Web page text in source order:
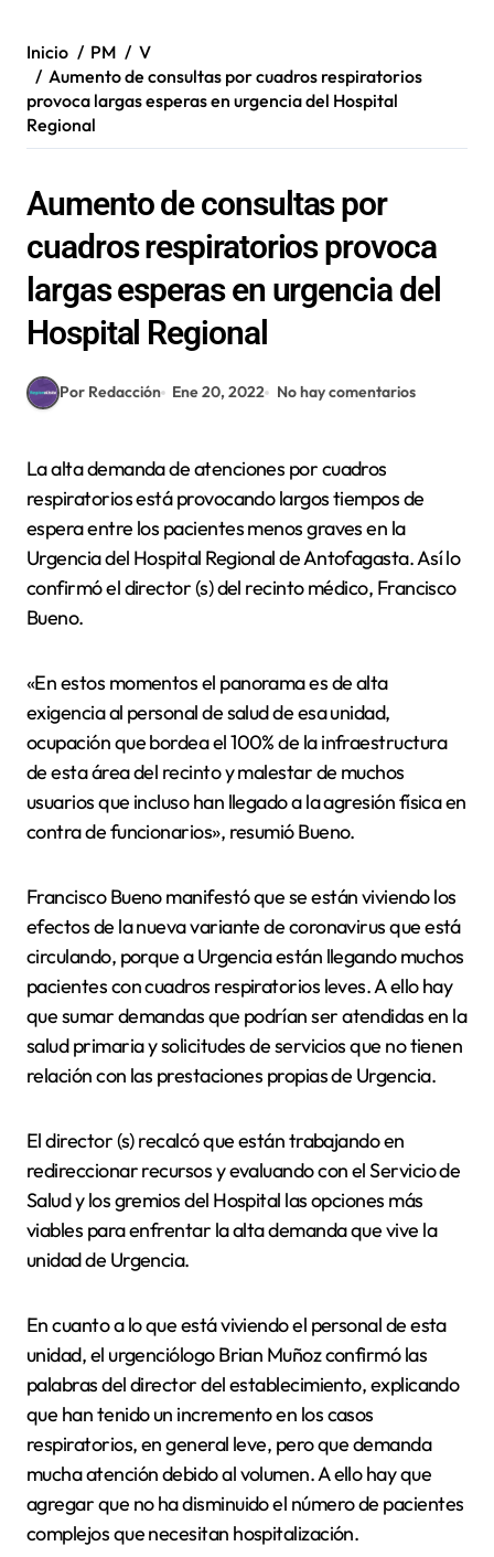
Inicio PM
V
Aumento de consultas por cuadros respiratorios
provoca largas esperas en urgencia del Hospital
Regional
Aumento de consultas por
cuadros respiratorios provoca
largas esperas en urgencia del
Hospital Regional
Por Redacción Ene 20, 2022 No hay comentarios
La alta demanda de atenciones por cuadros
respiratorios está provocando largos tiempos de
espera entre los pacientes menos graves en la
Urgencia del Hospital Regional de Antofagasta. Así lo
confirmó el director (s) del recinto médico, Francisco
Bueno.
«En estos momentos el panorama es de alta
exigencia al personal de salud de esa unidad,
ocupación que bordea el 100% de la infraestructura
de esta área del recinto y malestar de muchos
usuarios que incluso han llegado a la agresión física en
contra de funcionarios», resumió Bueno.
Francisco Bueno manifestó que se están viviendo los
efectos de la nueva variante de coronavirus que está
circulando, porque a Urgencia están llegando muchos
pacientes con cuadros respiratorios leves. A ello hay
que sumar demandas que podrían ser atendidas en la
salud primaria y solicitudes de servicios que no tienen
relación con las prestaciones propias de Urgencia.
El director (s) recalcó que están trabajando en
redireccionar recursos y evaluando con el Servicio de
Salud y los gremios del Hospital las opciones más
viables para enfrentar la alta demanda que vive la
unidad de Urgencia.
En cuanto a lo que está viviendo el personal de esta
unidad, el urgenciólogo Brian Muñoz confirmó las
palabras del director del establecimiento, explicando
que han tenido un incremento en los casos
respiratorios, en general leve, pero que demanda
mucha atención debido al volumen. A ello hay que
agregar que no ha disminuido el número de pacientes
complejos que necesitan hospitalización.